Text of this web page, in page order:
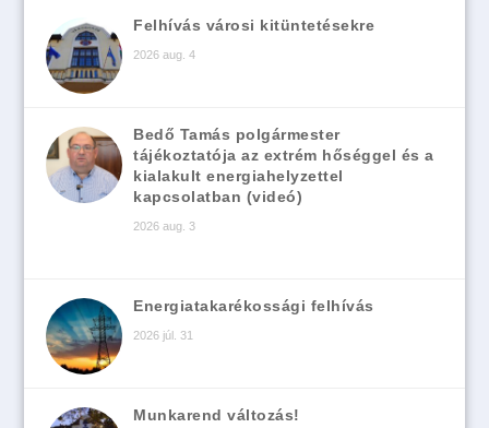
Felhívás városi kitüntetésekre
2026 aug. 4
Bedő Tamás polgármester
tájékoztatója az extrém hőséggel és a
kialakult energiahelyzettel
kapcsolatban (videó)
2026 aug. 3
Energiatakarékossági felhívás
2026 júl. 31
Munkarend változás!